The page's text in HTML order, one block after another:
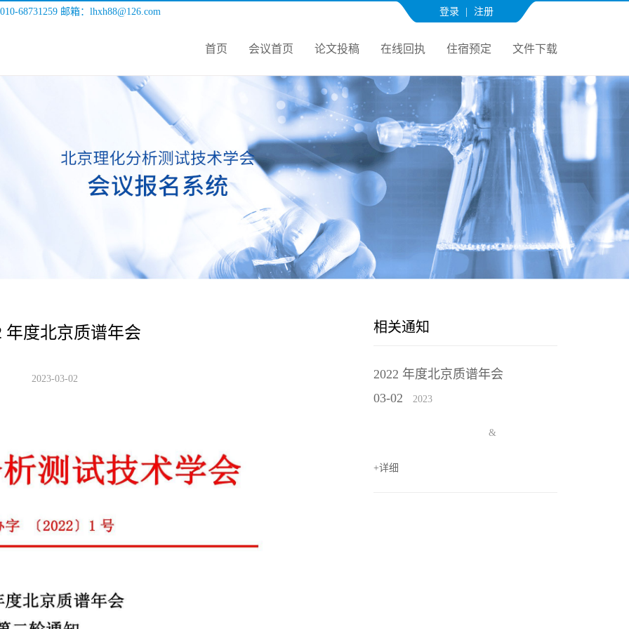
68731259 邮箱：lhxh88@126.com 登录 注册
首页 会议首页 论文投稿 在线回执 住宿预定 文件下载
年度北京质谱年会
2023-03-02
相关通知
2022 年度北京质谱年会
03-02
2023
&
+详细